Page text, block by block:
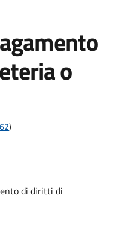
o
)
di diritti di